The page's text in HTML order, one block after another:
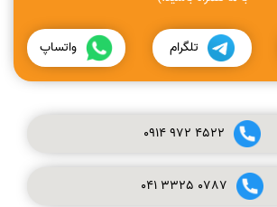
تلگرام واتساپ
0914972 4522
041 3325 0787